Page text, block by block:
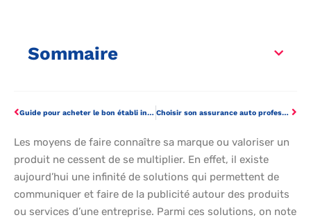
Sommaire
Guide pour acheter le bon établi industriel Choisir son assurance auto professionnelle: les éléments à prendre en compte
Les moyens de faire connaître sa marque ou valoriser un
produit ne cessent de se multiplier. En effet, il existe
aujourd’hui une infinité de solutions qui permettent de
communiquer et faire de la publicité autour des produits
ou services d’une entreprise. Parmi ces solutions, on note